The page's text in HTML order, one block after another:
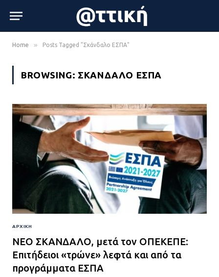
Home » Posts Tagged "Σκάνδαλο ΕΣΠΑ"
BROWSING: ΣΚΆΝΔΑΛΟ ΕΣΠΑ
ΑΡΧΙΚΉ
ΝΕΟ ΣΚΑΝΔΑΛΟ, μετά τον ΟΠΕΚΕΠΕ:
Επιτήδειοι «τρώνε» λεφτά και από τα
προγράμματα ΕΣΠΑ